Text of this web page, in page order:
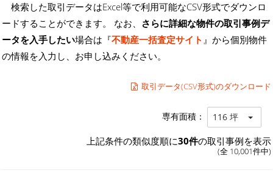
検索した取引データはExcel等で利用可能なCSV形式でダウンロ
ードすることができます。 なお、 さらに詳細な物件の取引事例デ
ータを入手したい場合は『不動産一括査定サイト 』から個別物件
の情報を入力し、お申し込みください。
取引データ(CSV形式)のダウンロード
専有面積： 116 坪
上記条件の類似度順に30件の取引事例を表示
(全 10,001件中)